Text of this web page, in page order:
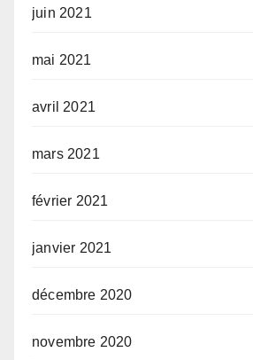
juin 2021
mai 2021
avril 2021
mars 2021
février 2021
janvier 2021
décembre 2020
novembre 2020